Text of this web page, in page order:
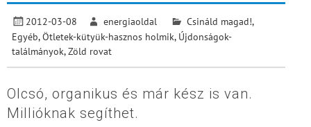
2012-03-08 energiaoldal Csináld magad!,
Egyéb,Ötletek-kütyük-hasznos holmik, Újdonságok-
találmányok,Zöld rovat
Olcsó, organikus és már kész is van.
Millióknak segíthet.